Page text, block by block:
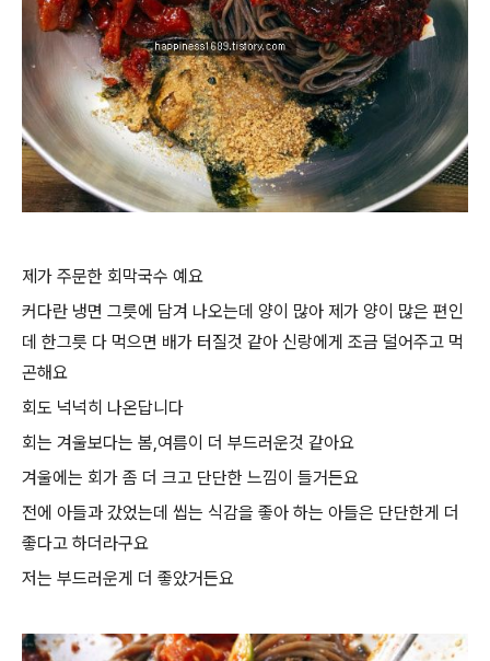
제가 주문한 회막국수 예요
커다란 냉면 그릇에 담겨 나오는데 양이 많아 제가 양이 많은 편인
데 한그릇 다 먹으면 배가 터질것 같아 신랑에게 조금 덜어주고 먹
곤해요
회도 넉넉히 나온답니다
회는 겨울보다는 봄,여름이 더 부드러운것 같아요
겨울에는 회가 좀 더 크고 단단한 느낌이 들거든요
전에 아들과 갔었는데 씹는 식감을 좋아 하는 아들은 단단한게 더
좋다고 하더라구요
저는 부드러운게 더 좋았거든요